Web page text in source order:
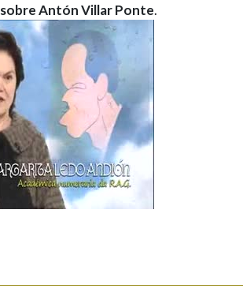
Antón Villar Ponte.